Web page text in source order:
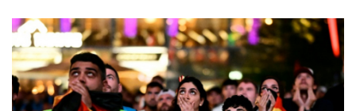
stärker überprüfen
Röwekamp: Innenministerium muss zentral für Drohnenabwehr
zuständig sein
Trump unternimmt neuen Vorstoß im Streit um US-